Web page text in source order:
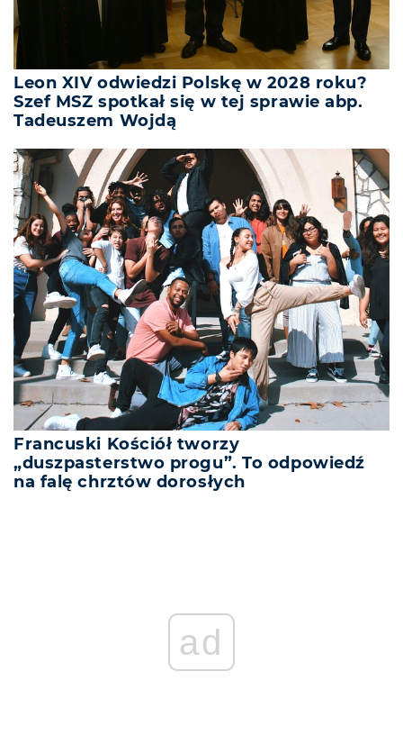
Leon XIV odwiedzi Polskę w 2028 roku?
Szef MSZ spotkał się w tej sprawie abp.
Tadeuszem Wojdą
Francuski Kościół tworzy
„duszpasterstwo progu”. To odpowiedź
na falę chrztów dorosłych
ad